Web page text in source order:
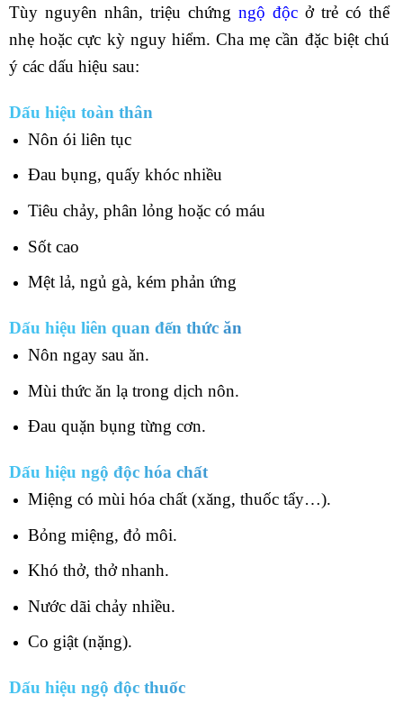
Tùy nguyên nhân, triệu chứng ngộ độc ở trẻ có thể
nhẹ hoặc cực kỳ nguy hiểm. Cha mẹ cần đặc biệt chú
ý các dấu hiệu sau:
Dấu hiệu toàn thân
Nôn ói liên tục
Đau bụng, quấy khóc nhiều
Tiêu chảy, phân lỏng hoặc có máu
Sốt cao
Mệt lả, ngủ gà, kém phản ứng
Dấu hiệu liên quan đến thức ăn
Nôn ngay sau ăn.
Mùi thức ăn lạ trong dịch nôn.
Đau quặn bụng từng cơn.
Dấu hiệu ngộ độc hóa chất
Miệng có mùi hóa chất (xăng, thuốc tẩy…).
Bỏng miệng, đỏ môi.
Khó thở, thở nhanh.
Nước dãi chảy nhiều.
Co giật (nặng).
Dấu hiệu ngộ độc thuốc